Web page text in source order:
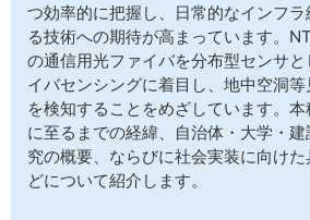
つ効率的に把握し、日常的なインフ
る技術への期待が高まっています。
の通信用光ファイバを分布型センサ
イバセンシングに着目し、地中空洞
を検知することをめざしています。
に至るまでの経緯、自治体・大学・
究の概要、ならびに社会実装に向け
どについて紹介します。